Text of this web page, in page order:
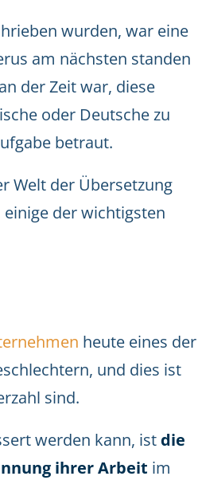
wurden, war eine
am nächsten standen
der Zeit war, diese
oder Deutsche zu
betraut.
Welt der Übersetzung
der wichtigsten
heute eines der
und dies ist
sind.
werden kann, ist die
ihrer Arbeit im